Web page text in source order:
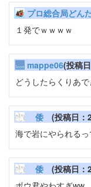
プロ総合局どん
１発でｗｗｗｗ
mappe06(投稿
どうしたらくりあで
倭 (投稿日：
海で岩にやられる
倭 (投稿日：